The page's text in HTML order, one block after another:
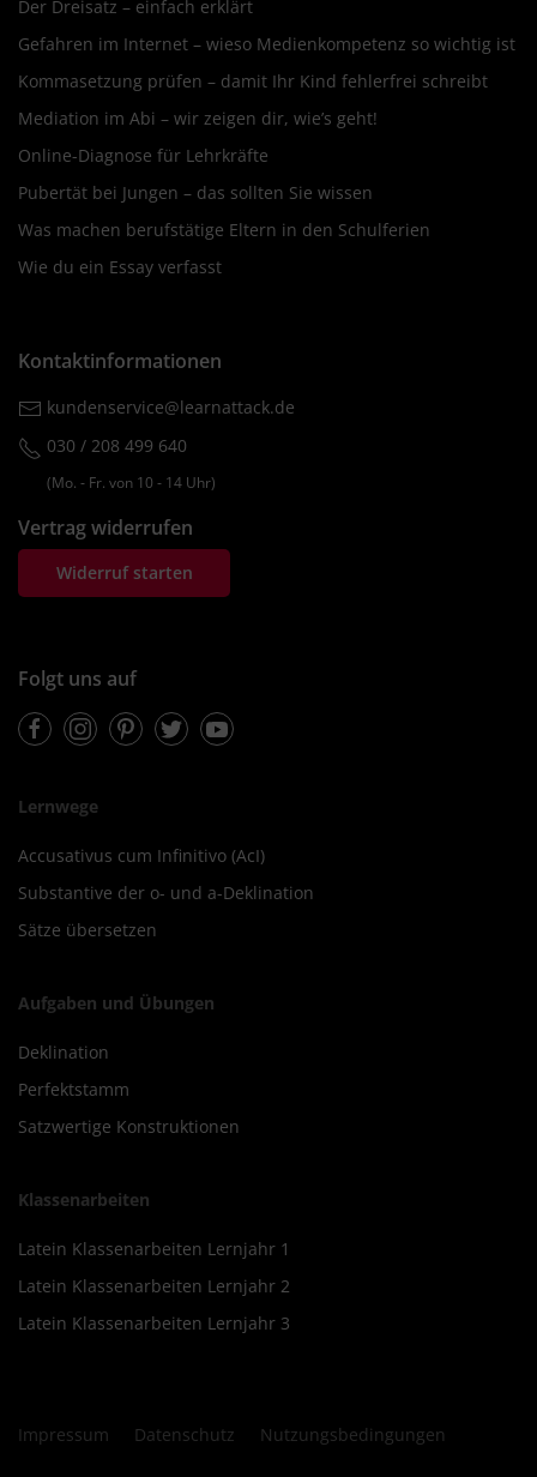
Der Dreisatz – einfach erklärt
Gefahren im Internet – wieso Medienkompetenz so wichtig ist
Kommasetzung prüfen – damit Ihr Kind fehlerfrei schreibt
Mediation im Abi – wir zeigen dir, wie’s geht!
Online-Diagnose für Lehrkräfte
Pubertät bei Jungen – das sollten Sie wissen
Was machen berufstätige Eltern in den Schulferien
Wie du ein Essay verfasst
Kontaktinformationen
kundenservice@learnattack.de
030 / 208 499 640
(Mo. ‐ Fr. von 10 ‐ 14 Uhr)
Vertrag widerrufen
Widerruf starten
Folgt uns auf
FacebookInstagramPinterestTwitterYoutube
Lernwege
Accusativus cum Infinitivo (AcI)
Substantive der o- und a-Deklination
Sätze übersetzen
Aufgaben und Übungen
Deklination
Perfektstamm
Satzwertige Konstruktionen
Klassenarbeiten
Latein Klassenarbeiten Lernjahr 1
Latein Klassenarbeiten Lernjahr 2
Latein Klassenarbeiten Lernjahr 3
Impressum Datenschutz Nutzungsbedingungen